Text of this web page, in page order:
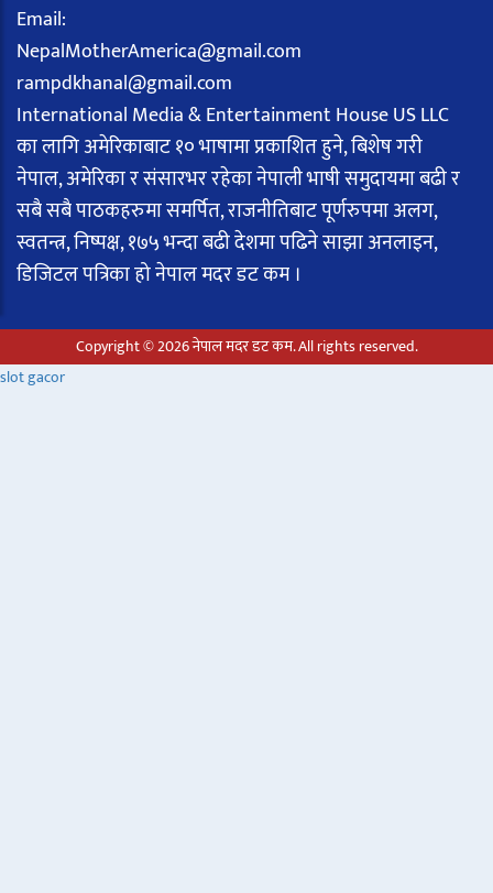
Email:
NepalMotherAmerica@gmail.com
rampdkhanal@gmail.com
International Media & Entertainment House US LLC
का लागि अमेरिकाबाट १० भाषामा प्रकाशित हुने, बिशेष गरी
नेपाल, अमेरिका र संसारभर रहेका नेपाली भाषी समुदायमा बढी र
सबै सबै पाठकहरुमा समर्पित, राजनीतिबाट पूर्णरुपमा अलग,
स्वतन्त्र, निष्पक्ष, १७५ भन्दा बढी देशमा पढिने साझा अनलाइन,
डिजिटल पत्रिका हो नेपाल मदर डट कम ।
Copyright © 2026 नेपाल मदर डट कम. All rights reserved.
slot gacor